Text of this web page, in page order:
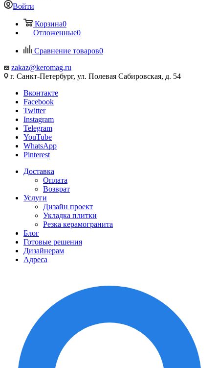
Войти
Корзина0
Отложенные0
Сравнение товаров0
zakaz@keromag.ru
г. Санкт-Петербург, ул. Полевая Сабировская, д. 54
Вконтакте
Facebook
Twitter
Instagram
Telegram
YouTube
WhatsApp
Pinterest
Доставка
Оплата
Возврат
Услуги
Дизайн проект
Укладка плитки
Резка керамогранита
Блог
Готовые решения
Дизайнерам
Адреса